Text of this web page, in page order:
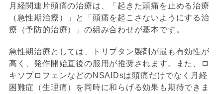
月経関連片頭痛の治療は、「起きた頭痛を止める治療
（急性期治療）」と「頭痛を起こさないようにする治
療（予防的治療）」の組み合わせが基本です。
急性期治療としては、トリプタン製剤が最も有効性が
高く、発作開始直後の服用が推奨されます。また、ロ
キソプロフェンなどのNSAIDsは頭痛だけでなく月経
困難症（生理痛）を同時に和らげる効果も期待できま